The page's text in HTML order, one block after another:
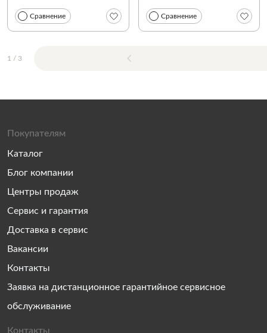
Сравнение Сравнение
1 / 3
Покупателям
Каталог
Блог компании
Центры продаж
Сервис и гарантия
Доставка в сервис
Вакансии
Контакты
Заявка на дистанционное гарантийное сервисное
обслуживание
Контакты